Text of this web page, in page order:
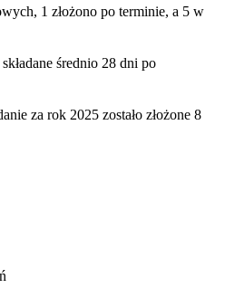
1 złożono po terminie, a 5 w
średnio 28 dni po
za rok 2025 zostało złożone 8